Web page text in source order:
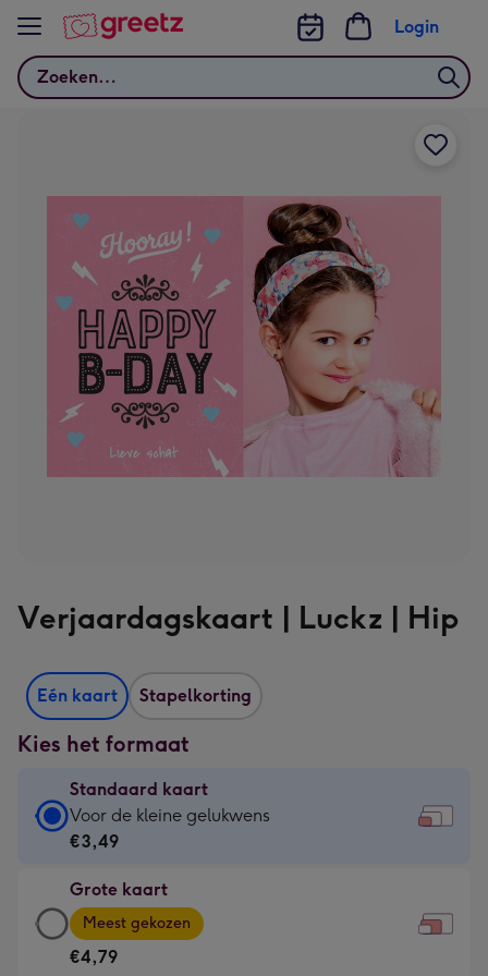
Bekijk meer
Zoeken
Login
Verjaardagskaart | Luckz | Hip
Eén kaart Stapelkorting
Kies het formaat
Standaard kaart
Standaard
kaart
€3,49
-
Voor
Voor de kleine gelukwens
€3,49
Grote kaart
Grote
kaart
-
Meest gekozen
€4,79